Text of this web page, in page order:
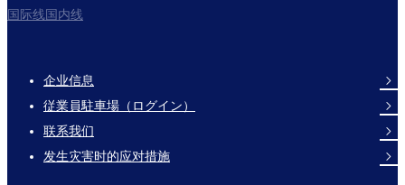
国际线国内线
Footer
Links
企业信息
従業員駐車場（ログイン）
联系我们
发生灾害时的应对措施